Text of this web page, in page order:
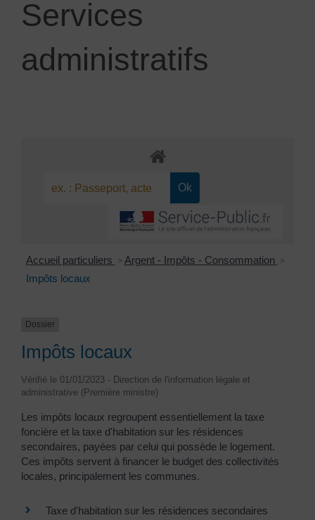
Services
administratifs
Accueil particuliers > Argent - Impôts - Consommation >
Impôts locaux
Dossier
Impôts locaux
Vérifié le 01/01/2023 - Direction de l'information légale et
administrative (Première ministre)
Les impôts locaux regroupent essentiellement la taxe
foncière et la taxe d'habitation sur les résidences
secondaires, payées par celui qui possède le logement.
Ces impôts servent à financer le budget des collectivités
locales, principalement les communes.
Taxe d'habitation sur les résidences secondaires